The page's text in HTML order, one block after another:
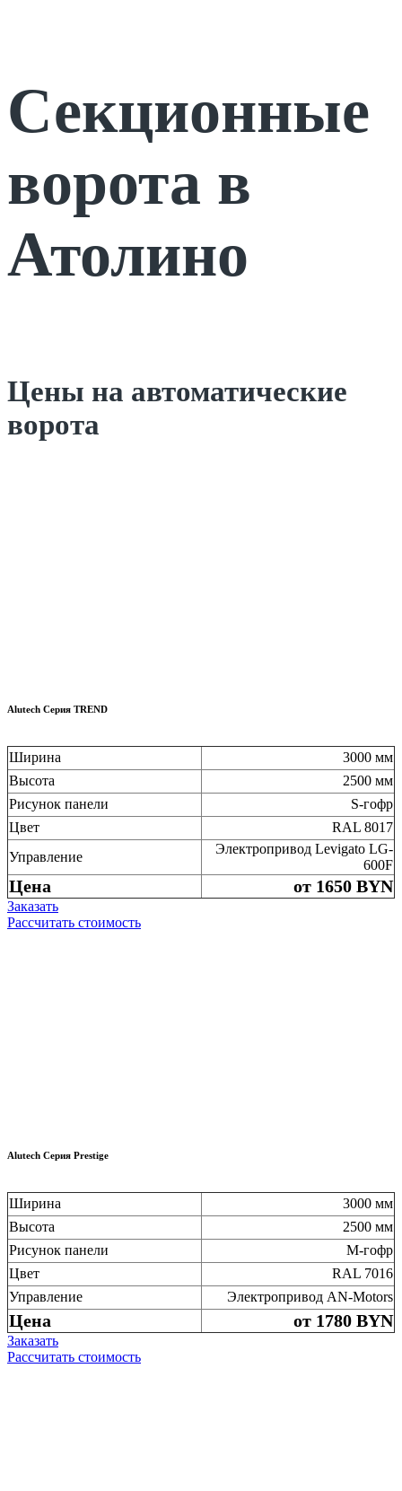
Секционные
ворота в
Атолино
Цены на автоматические
ворота
Alutech Серия TREND
Ширина
3000 мм
Высота
2500 мм
Рисунок панели
S-гофр
Цвет
RAL 8017
Управление
Электропривод Levigato LG-
600F
Цена от 1650 BYN
Заказать
Рассчитать стоимость
Alutech Серия Prestige
Ширина
3000 мм
Высота
2500 мм
Рисунок панели
M-гофр
Цвет
RAL 7016
Управление
Электропривод AN-Motors
Цена от 1780 BYN
Заказать
Рассчитать стоимость